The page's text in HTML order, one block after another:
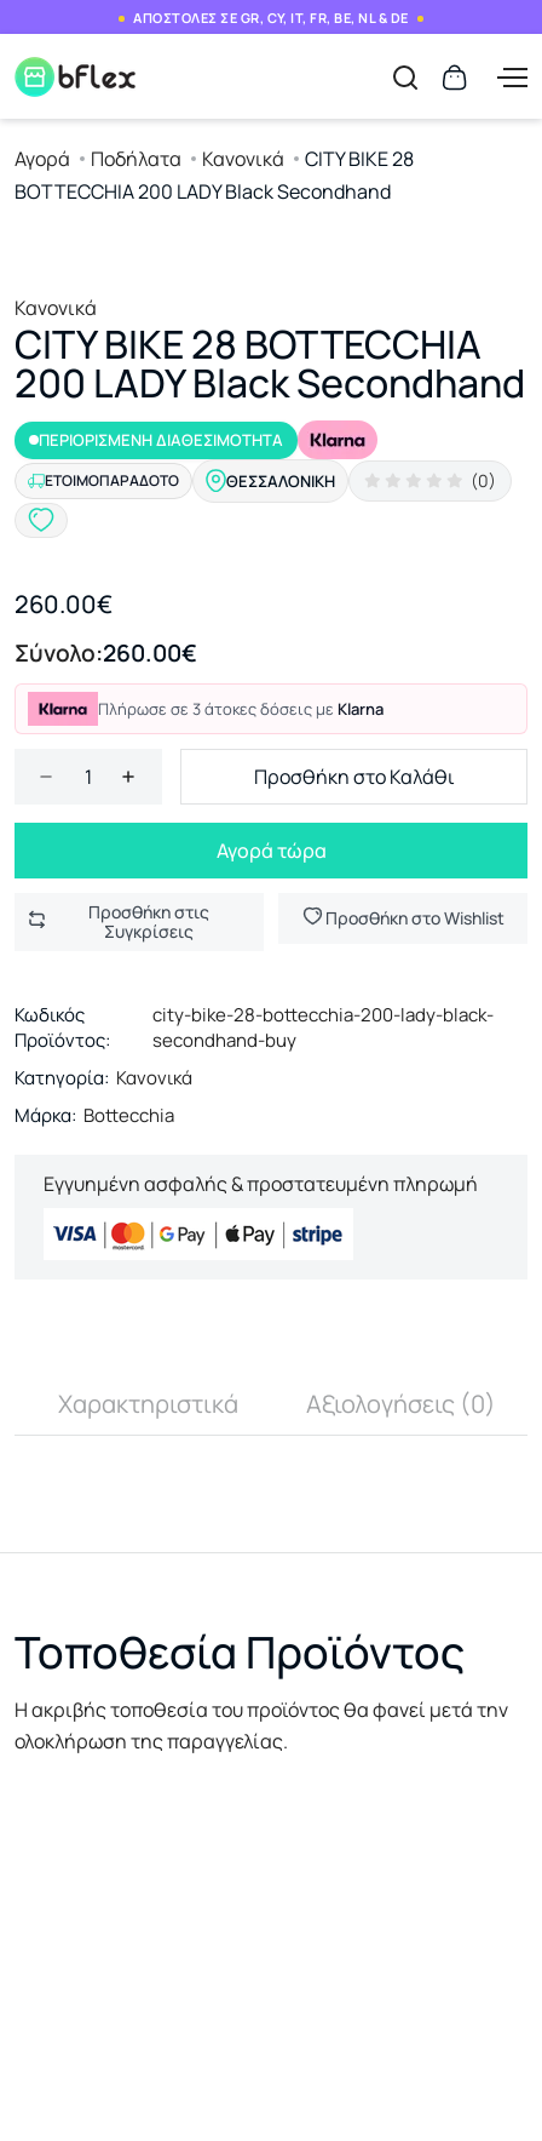
ΑΠΟΣΤΟΛΕΣ ΣΕ GR, CY, IT, FR, BE, NL & DE
Αγορά Ποδήλατα Κανονικά
CITY BIKE 28
BOTTECCHIA 200 LADY Black Secondhand
Κανονικά
CITY BIKE 28 BOTTECCHIA
200 LADY Black Secondhand
ΠΕΡΙΟΡΙΣΜΕΝΗ ΔΙΑΘΕΣΙΜΟΤΗΤΑ
ΕΤΟΙΜΟΠΑΡΆΔΟΤΟ ΘΕΣΣΑΛΟΝΊΚΗ (0)
260.00€
Σύνολο:260.00€
Πλήρωσε σε 3 άτοκες δόσεις με Klarna
Προσθήκη στο Καλάθι
Αγορά τώρα
Προσθήκη στις
Συγκρίσεις
Προσθήκη στο Wishlist
Κωδικός
Προϊόντος:
city-bike-28-bottecchia-200-lady-black-
secondhand-buy
Κατηγορία: Κανονικά
Μάρκα: Bottecchia
Εγγυημένη ασφαλής & προστατευμένη πληρωμή
Χαρακτηριστικά Αξιολογήσεις (0)
Τοποθεσία Προϊόντος
Η ακριβής τοποθεσία του προϊόντος θα φανεί μετά την
ολοκλήρωση της παραγγελίας.